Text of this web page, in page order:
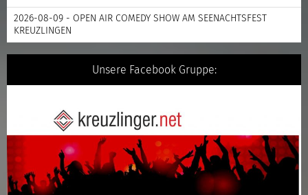
2026-08-09 - OPEN AIR COMEDY SHOW AM SEENACHTSFEST
KREUZLINGEN
Unsere Facebook Gruppe: